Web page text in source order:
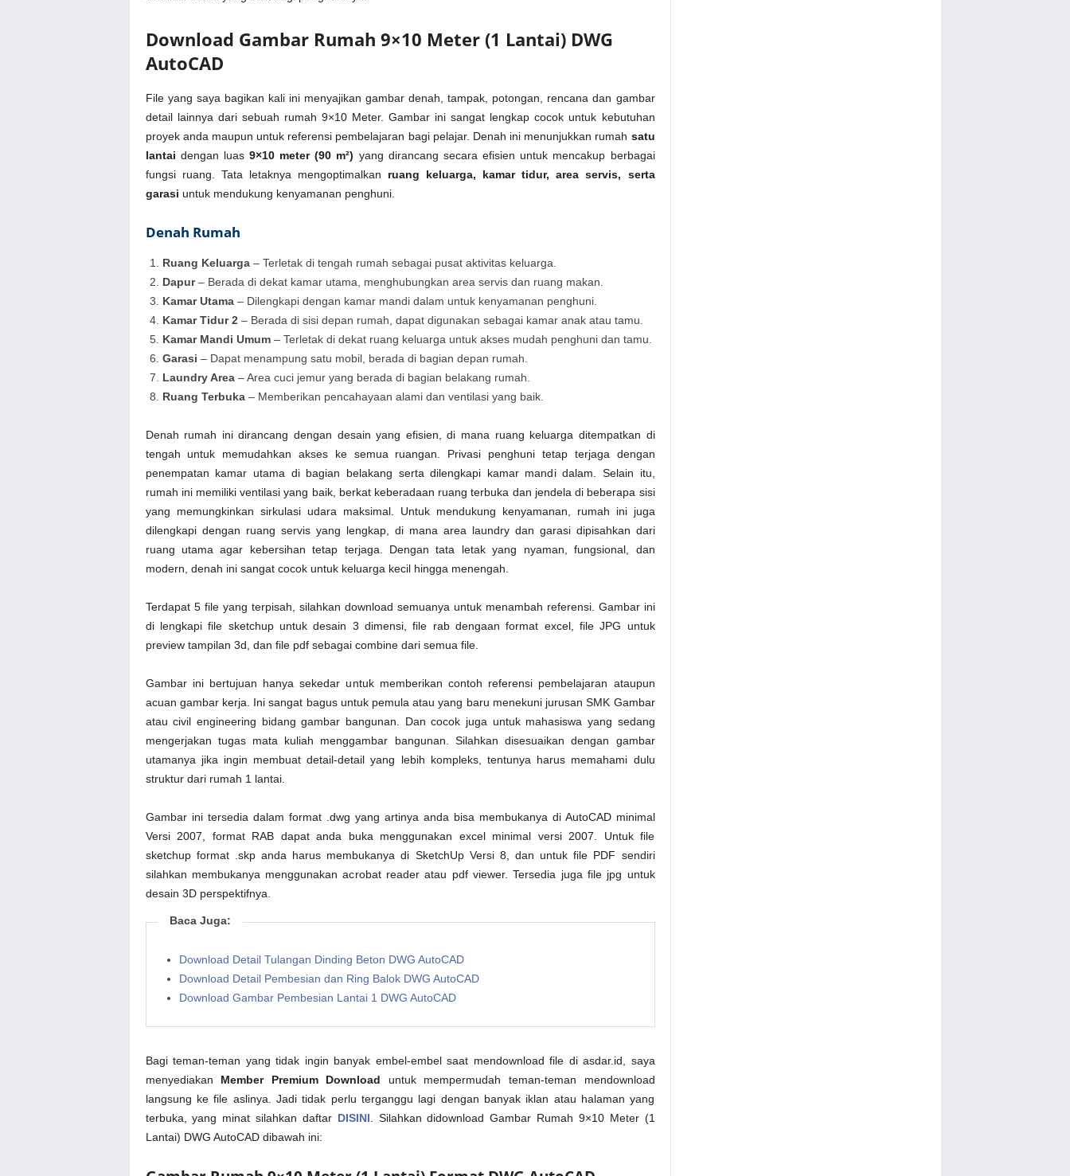
Download Gambar Rumah 9×10 Meter (1 Lantai) DWG
AutoCAD
File yang saya bagikan kali ini menyajikan gambar denah, tampak, potongan, rencana dan gambar
detail lainnya dari sebuah rumah 9×10 Meter. Gambar ini sangat lengkap cocok untuk kebutuhan
proyek anda maupun untuk referensi pembelajaran bagi pelajar. Denah ini menunjukkan rumah satu
lantai dengan luas 9×10 meter (90 m²) yang dirancang secara efisien untuk mencakup berbagai
fungsi ruang. Tata letaknya mengoptimalkan ruang keluarga, kamar tidur, area servis, serta
garasi untuk mendukung kenyamanan penghuni.
Denah Rumah
Ruang Keluarga– Terletak di tengah rumah sebagai pusat aktivitas keluarga.
Dapur– Berada di dekat kamar utama, menghubungkan area servis dan ruang makan.
Kamar Utama– Dilengkapi dengan kamar mandi dalam untuk kenyamanan penghuni.
Kamar Tidur 2– Berada di sisi depan rumah, dapat digunakan sebagai kamar anak atau tamu.
Kamar Mandi Umum– Terletak di dekat ruang keluarga untuk akses mudah penghuni dan tamu.
Garasi – Dapat menampung satu mobil, berada di bagian depan rumah.
Laundry Area– Area cuci jemur yang berada di bagian belakang rumah.
Ruang Terbuka– Memberikan pencahayaan alami dan ventilasi yang baik.
Denah rumah ini dirancang dengan desain yang efisien, di mana ruang keluarga ditempatkan di
tengah untuk memudahkan akses ke semua ruangan. Privasi penghuni tetap terjaga dengan
penempatan kamar utama di bagian belakang serta dilengkapi kamar mandi dalam. Selain itu,
rumah ini memiliki ventilasi yang baik, berkat keberadaan ruang terbuka dan jendela di beberapa sisi
yang memungkinkan sirkulasi udara maksimal. Untuk mendukung kenyamanan, rumah ini juga
dilengkapi dengan ruang servis yang lengkap, di mana area laundry dan garasi dipisahkan dari
ruang utama agar kebersihan tetap terjaga. Dengan tata letak yang nyaman, fungsional, dan
modern, denah ini sangat cocok untuk keluarga kecil hingga menengah.
Terdapat 5 file yang terpisah, silahkan download semuanya untuk menambah referensi. Gambar ini
di lengkapi file sketchup untuk desain 3 dimensi, file rab dengaan format excel, file JPG untuk
preview tampilan 3d, dan file pdf sebagai combine dari semua file.
Gambar ini bertujuan hanya sekedar untuk memberikan contoh referensi pembelajaran ataupun
acuan gambar kerja. Ini sangat bagus untuk pemula atau yang baru menekuni jurusan SMK Gambar
atau civil engineering bidang gambar bangunan. Dan cocok juga untuk mahasiswa yang sedang
mengerjakan tugas mata kuliah menggambar bangunan. Silahkan disesuaikan dengan gambar
utamanya jika ingin membuat detail-detail yang lebih kompleks, tentunya harus memahami dulu
struktur dari rumah 1 lantai.
Gambar ini tersedia dalam format .dwg yang artinya anda bisa membukanya di AutoCAD minimal
Versi 2007, format RAB dapat anda buka menggunakan excel minimal versi 2007. Untuk file
sketchup format .skp anda harus membukanya di SketchUp Versi 8, dan untuk file PDF sendiri
silahkan membukanya menggunakan acrobat reader atau pdf viewer. Tersedia juga file jpg untuk
desain 3D perspektifnya.
Baca Juga:
Download Detail Tulangan Dinding Beton DWG AutoCAD
Download Detail Pembesian dan Ring Balok DWG AutoCAD
Download Gambar Pembesian Lantai 1 DWG AutoCAD
Bagi teman-teman yang tidak ingin banyak embel-embel saat mendownload file di asdar.id, saya
menyediakan Member Premium Download untuk mempermudah teman-teman mendownload
langsung ke file aslinya. Jadi tidak perlu terganggu lagi dengan banyak iklan atau halaman yang
terbuka, yang minat silahkan daftar DISINI . Silahkan didownload Gambar Rumah 9×10 Meter (1
Lantai) DWG AutoCAD dibawah ini: